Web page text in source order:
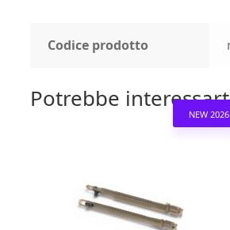
Codice prodotto
Potrebbe
NEW 2026